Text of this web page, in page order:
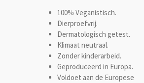
100% Veganistisch.
Dierproefvrij.
Dermatologisch getest.
Klimaat neutraal.
Zonder kinderarbeid.
Geproduceerd in Europa.
Voldoet aan de Europese